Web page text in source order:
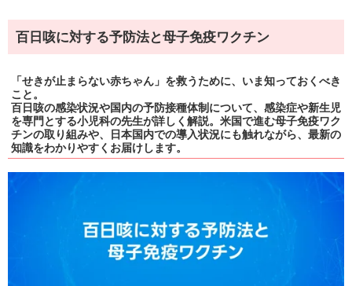
百日咳に対する予防法と母子免疫ワクチン
「せきが止まらない赤ちゃん」を救うために、いま知っておくべき
こと。
百日咳の感染状況や国内の予防接種体制について、感染症や新生児
を専門とする小児科の先生が詳しく解説。米国で進む母子免疫ワク
チンの取り組みや、日本国内での導入状況にも触れながら、最新の
知識をわかりやすくお届けします。